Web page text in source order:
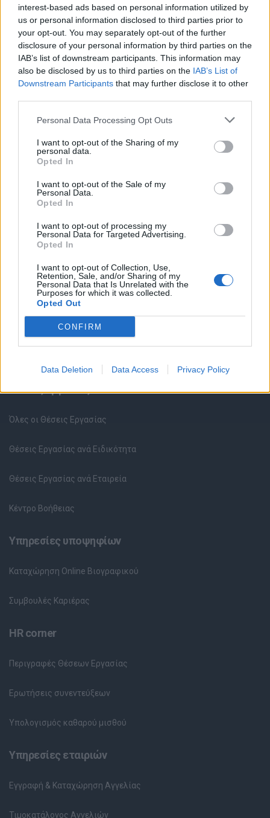
interest-based ads based on personal information utilized by
us or personal information disclosed to third parties prior to
your opt-out. You may separately opt-out of the further
disclosure of your personal information by third parties on the
IAB’s list of downstream participants. This information may
also be disclosed by us to third parties on the IAB’s List of
Downstream Participants that may further disclose it to other
Personal Data Processing Opt Outs
I want to opt-out of the Sharing of my
personal data.
Opted In
I want to opt-out of the Sale of my
Personal Data.
Opted In
I want to opt-out of processing my
Personal Data for Targeted Advertising.
Opted In
I want to opt-out of Collection, Use,
Retention, Sale, and/or Sharing of my
Personal Data that Is Unrelated with the
Purposes for which it was collected.
Opted Out
CONFIRM
Data Deletion Data Access Privacy Policy
28/07/2026
Cosmote e-Value | Σύμβουλος Τηλεφωνικών
Πωλήσεων - Θεσσαλονίκη
Μερική απασχόληση | Hybrid
σελίδα 1από 1
Θέσεις εργασίας
Όλες οι Θέσεις Εργασίας
Θέσεις Εργασίας ανά Ειδικότητα
Θέσεις Εργασίας ανά Εταιρεία
Κέντρο Βοήθειας
Υπηρεσίες υποψηφίων
Καταχώρηση Online Βιογραφικού
Συμβουλές Καριέρας
HR corner
Περιγραφές Θέσεων Εργασίας
Ερωτήσεις συνεντεύξεων
Υπολογισμός καθαρού μισθού
Υπηρεσίες εταιριών
Εγγραφή & Καταχώρηση Αγγελίας
Τιμοκατάλογος Αγγελιών